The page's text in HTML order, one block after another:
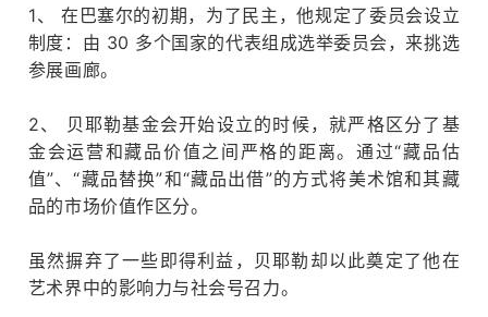
1、 在巴塞尔的初期，为了民主，他规定了委员会设立
制度： 由 30 多个国家的代表组成选举委员会，来挑选
参展画廊。
2、 贝耶勒基金会开始设立的时候，就严格区分了基
金会运营和藏品价值之间严格的距离。 通过“藏品估
值”、“藏品替换”和“藏品出借”的方式将美术馆和其藏
品的市场价值作区分。
虽然摒弃了一些即得利益，贝耶勒却以此奠定了他在
艺术界中的影响力与社会号召力。